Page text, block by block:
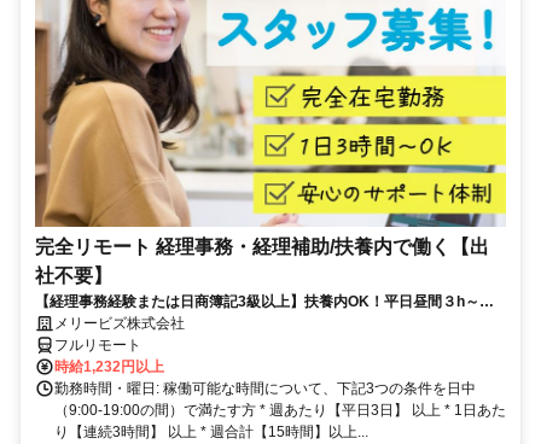
完全リモート 経理事務・経理補助/扶養内で働く【出
社不要】
【経理事務経験または日商簿記3級以上】扶養内OK！平日昼間３h～。
完全在宅で育児・介護中の方も大歓迎♪
メリービズ株式会社
フルリモート
時給1,232円以上
勤務時間・曜日: 稼働可能な時間について、下記3つの条件を日中
（9:00-19:00の間）で満たす方 * 週あたり【平日3日】 以上 * 1日あた
り【連続3時間】 以上 * 週合計【15時間】以上...